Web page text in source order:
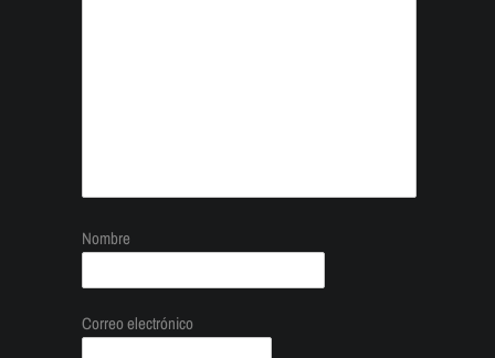
Nombre
Correo electrónico